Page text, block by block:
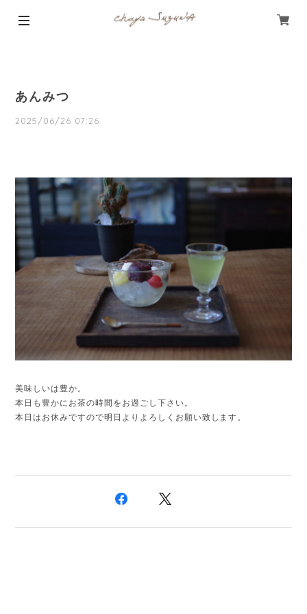
あんみつ
2025/06/26 07:26
美味しいは豊か。
本日も豊かにお茶の時間をお過ごし下さい。
本日はお休みですので明日よりよろしくお願い致します。